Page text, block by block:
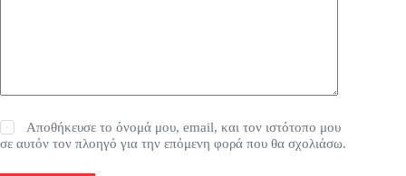
Αποθήκευσε το όνομά μου, email, και τον ιστότοπο μου
σε αυτόν τον πλοηγό για την επόμενη φορά που θα σχολιάσω.